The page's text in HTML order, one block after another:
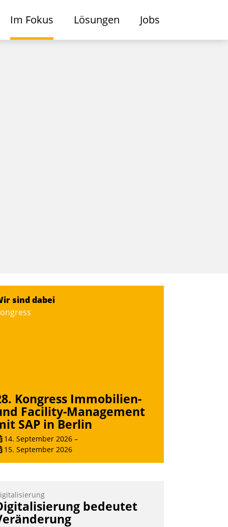
Im Fokus Lösungen Jobs
sind dabei
Kongress Immobilien-
Facility-Management
SAP in Berlin
14. September 2026 –
15. September 2026
bedeutet